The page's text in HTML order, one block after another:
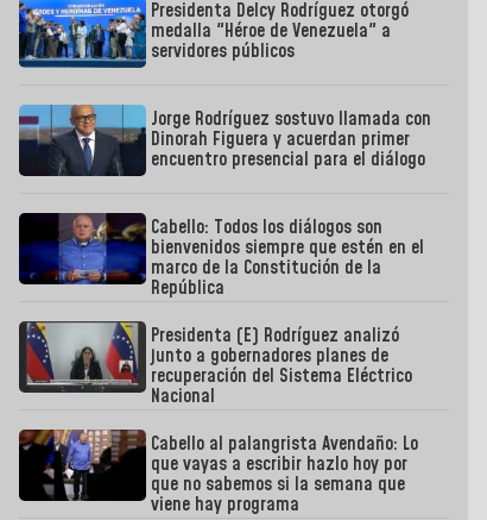
Presidenta Delcy Rodríguez otorgó
medalla "Héroe de Venezuela" a
servidores públicos
Jorge Rodríguez sostuvo llamada con
Dinorah Figuera y acuerdan primer
encuentro presencial para el diálogo
Cabello: Todos los diálogos son
bienvenidos siempre que estén en el
marco de la Constitución de la
República
Presidenta (E) Rodríguez analizó
junto a gobernadores planes de
recuperación del Sistema Eléctrico
Nacional
Cabello al palangrista Avendaño: Lo
que vayas a escribir hazlo hoy por
que no sabemos si la semana que
viene hay programa